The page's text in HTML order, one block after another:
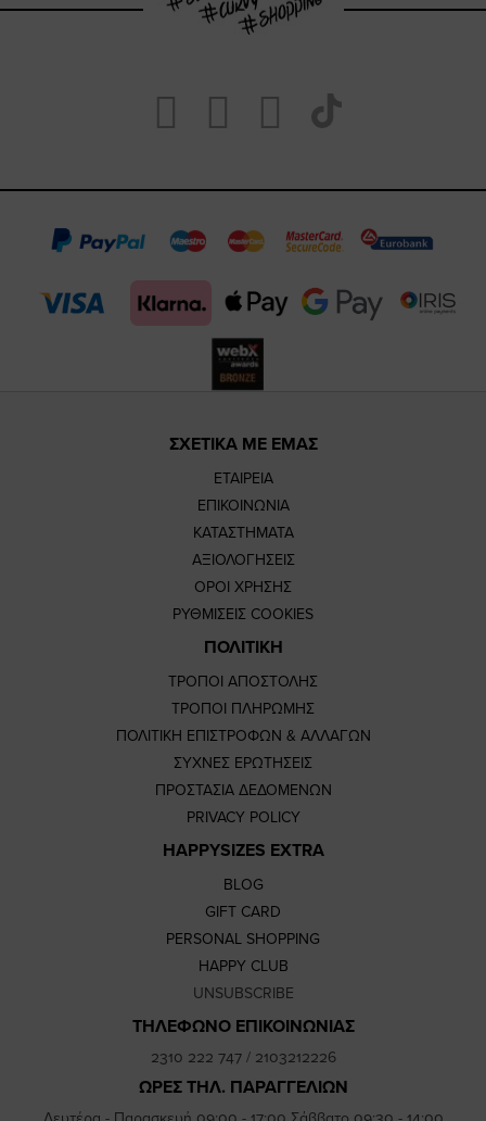
Visit
https://
page
Visit
https://
page
Visit
https://
page
our
TikTok
page
ΣΧΕΤΙΚΑ ΜΕ ΕΜΑΣ
ΕΤΑΙΡΕΙΑ
ΕΠΙΚΟΙΝΩΝΙΑ
ΚΑΤΑΣΤΗΜΑΤΑ
ΑΞΙΟΛΟΓΗΣΕΙΣ
ΟΡΟΙ ΧΡΗΣΗΣ
ΡΥΘΜΙΣΕΙΣ COOKIES
ΠΟΛΙΤΙΚΗ
ΤΡΟΠΟΙ ΑΠΟΣΤΟΛΗΣ
ΤΡΟΠΟΙ ΠΛΗΡΩΜΗΣ
ΠΟΛΙΤΙΚΗ ΕΠΙΣΤΡΟΦΩΝ & ΑΛΛΑΓΩΝ
ΣΥΧΝΕΣ ΕΡΩΤΗΣΕΙΣ
ΠΡΟΣΤΑΣΙΑ ΔΕΔΟΜΕΝΩΝ
PRIVACY POLICY
HAPPYSIZES EXTRA
BLOG
GIFT CARD
PERSONAL SHOPPING
HAPPY CLUB
UNSUBSCRIBE
ΤΗΛΕΦΩΝΟ ΕΠΙΚΟΙΝΩΝΙΑΣ
2310 222 747/ 2103212226
ΩΡΕΣ ΤΗΛ. ΠΑΡΑΓΓΕΛΙΩΝ